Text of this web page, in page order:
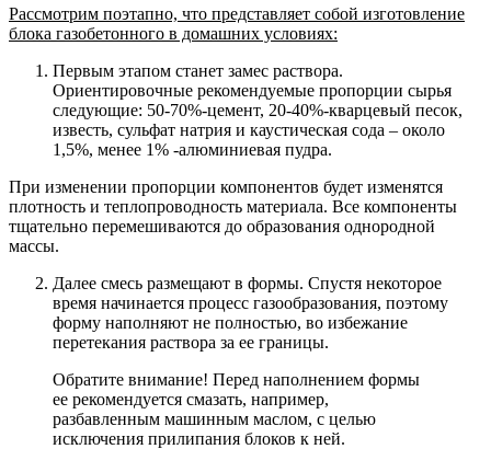
Рассмотрим поэтапно, что представляет собой изготовление
блока газобетонного в домашних условиях:
Первым этапом станет замес раствора.
Ориентировочные рекомендуемые пропорции сырья
следующие: 50-70%-цемент, 20-40%-кварцевый песок,
известь, сульфат натрия и каустическая сода – около
1,5%, менее 1% -алюминиевая пудра.
При изменении пропорции компонентов будет изменятся
плотность и теплопроводность материала. Все компоненты
тщательно перемешиваются до образования однородной
массы.
Далее смесь размещают в формы. Спустя некоторое
время начинается процесс газообразования, поэтому
форму наполняют не полностью, во избежание
перетекания раствора за ее границы.
Обратите внимание! Перед наполнением формы
ее рекомендуется смазать, например,
разбавленным машинным маслом, с целью
исключения прилипания блоков к ней.